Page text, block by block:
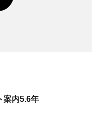
案内5.6年